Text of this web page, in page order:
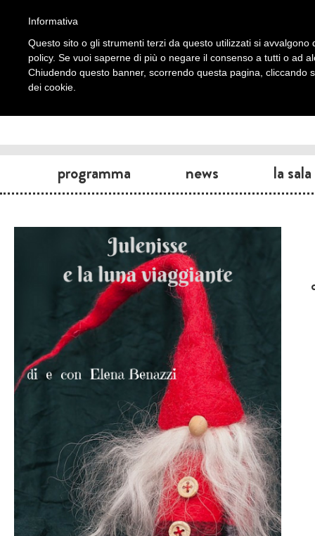
programma news la sala
Informativa
Questo sito o gli strumenti terzi da questo utilizzati si
policy. Se vuoi saperne di più o negare il consenso a tutti o ad
Chiudendo questo banner, scorrendo questa pagina, cliccando
dei cookie.